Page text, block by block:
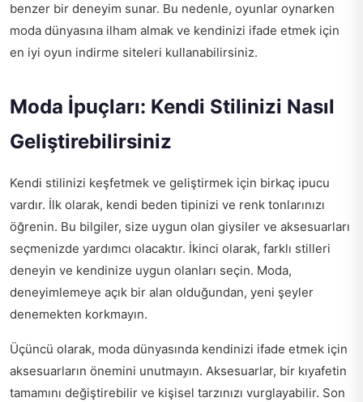
benzer bir deneyim sunar. Bu nedenle, oyunlar oynarken
moda dünyasına ilham almak ve kendinizi ifade etmek için
en iyi oyun indirme siteleri kullanabilirsiniz.
Moda İpuçları: Kendi Stilinizi Nasıl
Geliştirebilirsiniz
Kendi stilinizi keşfetmek ve geliştirmek için birkaç ipucu
vardır. İlk olarak, kendi beden tipinizi ve renk tonlarınızı
öğrenin. Bu bilgiler, size uygun olan giysiler ve aksesuarları
seçmenizde yardımcı olacaktır. İkinci olarak, farklı stilleri
deneyin ve kendinize uygun olanları seçin. Moda,
deneyimlemeye açık bir alan olduğundan, yeni şeyler
denemekten korkmayın.
Üçüncü olarak, moda dünyasında kendinizi ifade etmek için
aksesuarların önemini unutmayın. Aksesuarlar, bir kıyafetin
tamamını değiştirebilir ve kişisel tarzınızı vurglayabilir. Son